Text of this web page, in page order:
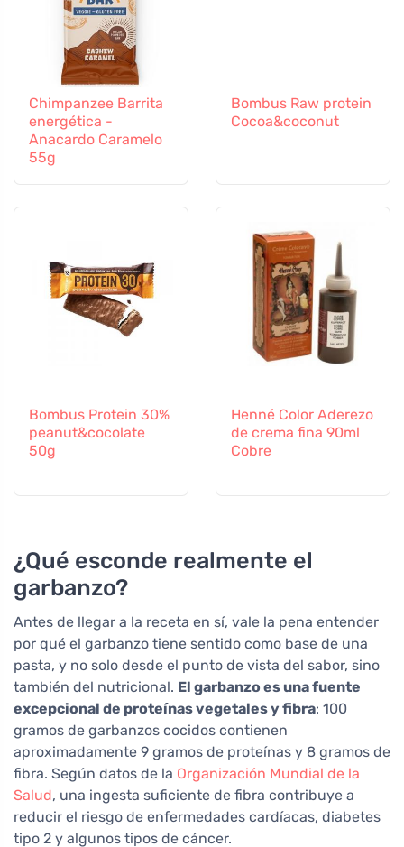
Chimpanzee Barrita
energética -
Anacardo Caramelo
55g
Bombus Raw protein
Cocoa&coconut
Bombus Protein 30%
peanut&cocolate
50g
Henné Color Aderezo
de crema fina 90ml
Cobre
¿Qué esconde realmente el
garbanzo?
Antes de llegar a la receta en sí, vale la pena entender
por qué el garbanzo tiene sentido como base de una
pasta, y no solo desde el punto de vista del sabor, sino
también del nutricional. El garbanzo es una fuente
excepcional de proteínas vegetales y fibra: 100
gramos de garbanzos cocidos contienen
aproximadamente 9 gramos de proteínas y 8 gramos de
fibra. Según datos de la Organización Mundial de la
Salud, una ingesta suficiente de fibra contribuye a
reducir el riesgo de enfermedades cardíacas, diabetes
tipo 2 y algunos tipos de cáncer.